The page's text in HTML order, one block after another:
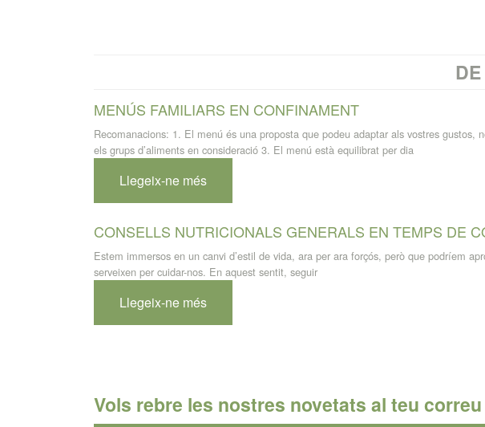
MENÚS FAMILIARS EN CONFINAMENT
Recomanacions: 1. El menú és una proposta que podeu adaptar als vostres
els grups d’aliments en consideració 3. El menú està equilibrat per dia
Llegeix-ne més
CONSELLS NUTRICIONALS GENERALS EN TEMPS DE
Estem immersos en un canvi d’estil de vida, ara per ara forçós, però que podríem
serveixen per cuidar-nos. En aquest sentit, seguir
Llegeix-ne més
Vols rebre les nostres novetats al teu